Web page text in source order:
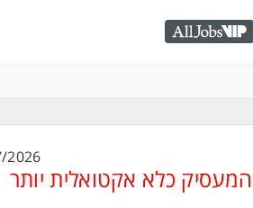
AllJobs VIP
2026
כלא אקטואלית יותר